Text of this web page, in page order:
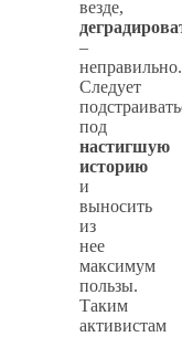
везде,
–
неправильно.
Следует
под
настигшую
историю
и
выносить
из
нее
максимум
пользы.
Таким
активистам